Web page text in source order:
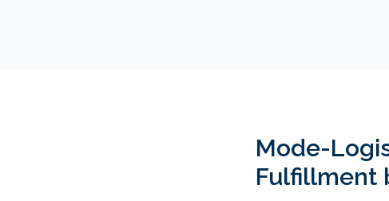
Mode-
Fulfillment